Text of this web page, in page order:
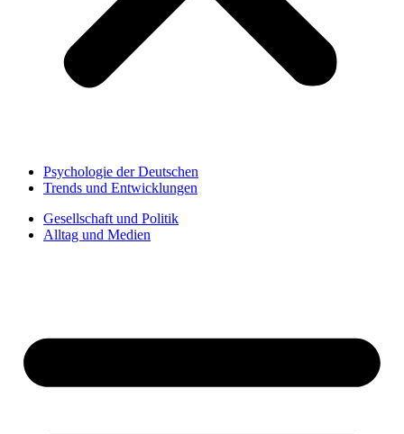
Psychologie der Deutschen
Trends und Entwicklungen
Gesellschaft und Politik
Alltag und Medien